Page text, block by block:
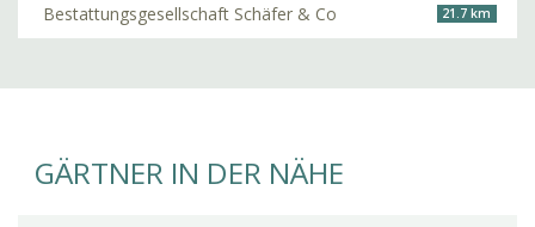
Bestattungsgesellschaft Schäfer & Co 21.7 km
GÄRTNER IN DER NÄHE